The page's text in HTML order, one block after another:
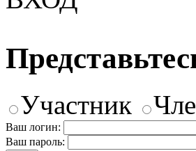
Участник
Ваш логин:
Ваш пароль: